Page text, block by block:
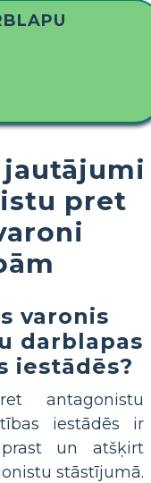
pret
varonis
darblapas
iestādēs?
antagonistu
iestādēs ir
un atšķirt
stāstījumā.